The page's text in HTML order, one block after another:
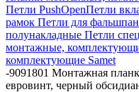
Петли PushOpenПетли
рамок Петли для
полунакладные Петли
монтажные,
комплектующие Samet
-9091801 Монтажная
евровинт, черный